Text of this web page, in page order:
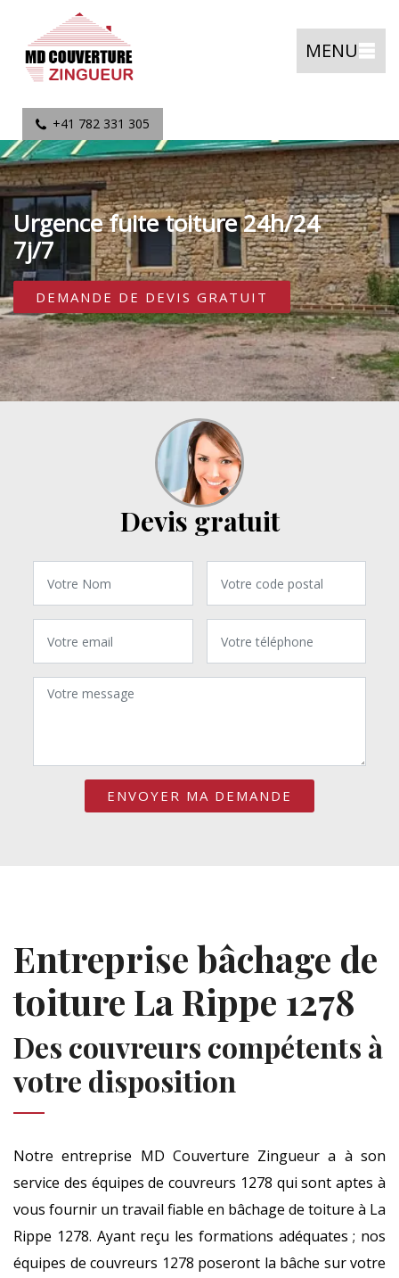
MENU
+41 782 331 305
Urgence fuite toiture 24h/24
7j/7
DEMANDE DE DEVIS GRATUIT
Devis gratuit
Entreprise bâchage de
toiture La Rippe 1278
Des couvreurs compétents à
votre disposition
Notre entreprise MD Couverture Zingueur a à son
service des équipes de couvreurs 1278 qui sont aptes à
vous fournir un travail fiable en bâchage de toiture à La
Rippe 1278. Ayant reçu les formations adéquates ; nos
équipes de couvreurs 1278 poseront la bâche sur votre